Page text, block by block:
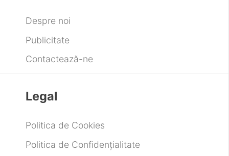
Despre noi
Publicitate
Contactează-ne
Legal
Politica de Cookies
Politica de Confidențialitate